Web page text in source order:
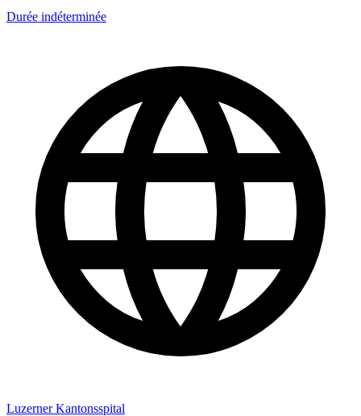
Durée indéterminée
Luzerner Kantonsspital